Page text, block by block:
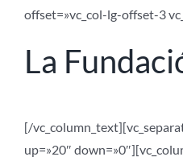
offset=»vc_col-lg-offset-3
La
[/
up=»20″